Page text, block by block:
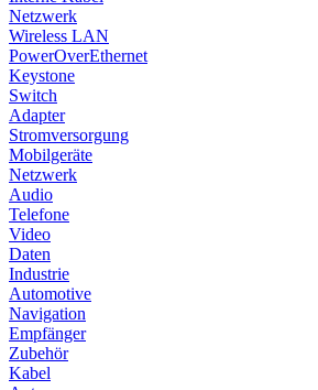
Netzwerk
Wireless LAN
PowerOverEthernet
Keystone
Switch
Adapter
Stromversorgung
Mobilgeräte
Netzwerk
Audio
Telefone
Video
Daten
Industrie
Automotive
Navigation
Empfänger
Zubehör
Kabel